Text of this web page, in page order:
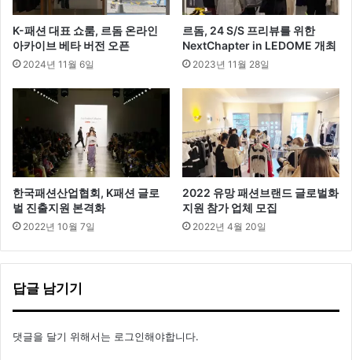
K-패션 대표 쇼룸, 르돔 온라인
아카이브 베타 버전 오픈
2024년 11월 6일
르돔, 24 S/S 프리뷰를 위한
NextChapter in LEDOME 개최
2023년 11월 28일
한국패션산업협회, K패션 글로
벌 진출지원 본격화
2022년 10월 7일
2022 유망 패션브랜드 글로벌화
지원 참가 업체 모집
2022년 4월 20일
답글 남기기
댓글을 달기 위해서는 로그인해야합니다.